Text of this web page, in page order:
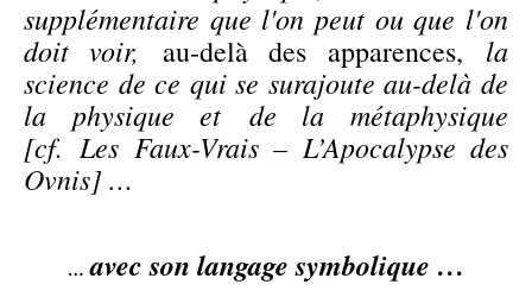
supplémentaire que l'on peut ou que l'on
doit voir, au-delà des apparences, la
science de ce qui se surajoute au-delà de
la physique et de la métaphysique
[cf. Les Faux-Vrais– L’Apocalypse des
Ovnis] …
…avec son langage symbolique …